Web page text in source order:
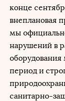
конце
внеплановая
мы
нарушений в
период и
санитарно-